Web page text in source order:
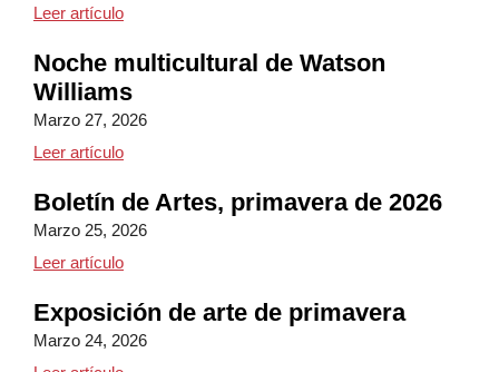
Leer artículoMike Washington Jr., candidato al Draft de la NFL
Noche multicultural de Watson
Williams
Marzo 27, 2026
Leer artículoNoche multicultural de Watson Williams
Boletín de Artes, primavera de 2026
Marzo 25, 2026
Leer artículoBoletín de Artes, primavera de 2026
Exposición de arte de primavera
Marzo 24, 2026